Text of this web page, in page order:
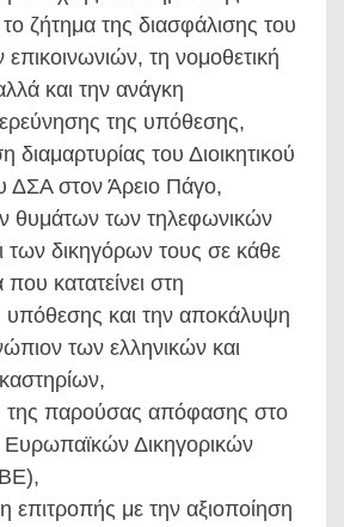
ζήτημα της διασφάλισης του
τη νομοθετική
και την ανάγκη
της υπόθεσης,
διαμαρτυρίας του Διοικητικού
ΔΣΑ στον Άρειο Πάγο,
θυμάτων των τηλεφωνικών
δικηγόρων τους σε κάθε
που κατατείνει στη
υπόθεσης και την αποκάλυψη
των ελληνικών και
της παρούσας απόφασης στο
Δικηγορικών
επιτροπής με την αξιοποίηση